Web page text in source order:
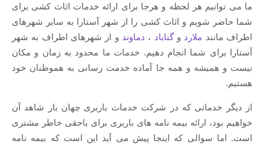
ما می توانیم هر لحظه و هرجا برای ارائه خدمات اثاث کشی برای
شما حاضر شویم و اثاث کشی را از شهر آستارا به سایر شهرهای
اطراف مانند ملارد وگناباد ، دماوند و از شهرهای اطراف به شهر
آستارا برای شما انجام دهیم. خدمات ما محدود به زمان و مکان
نیست و همیشه و همه جا آماده خدمت رسانی به هموطنان خود
هستیم.
از دیگر خدماتی که در شرکت خدمات باربری چهان بار شاهد آن
خواهیم بود، ارائه بیمه نامه های باربری برای یاحقی خاطر مشتری
است. اما سوالی که اینجا پیش می آید این است که بیمه نامه